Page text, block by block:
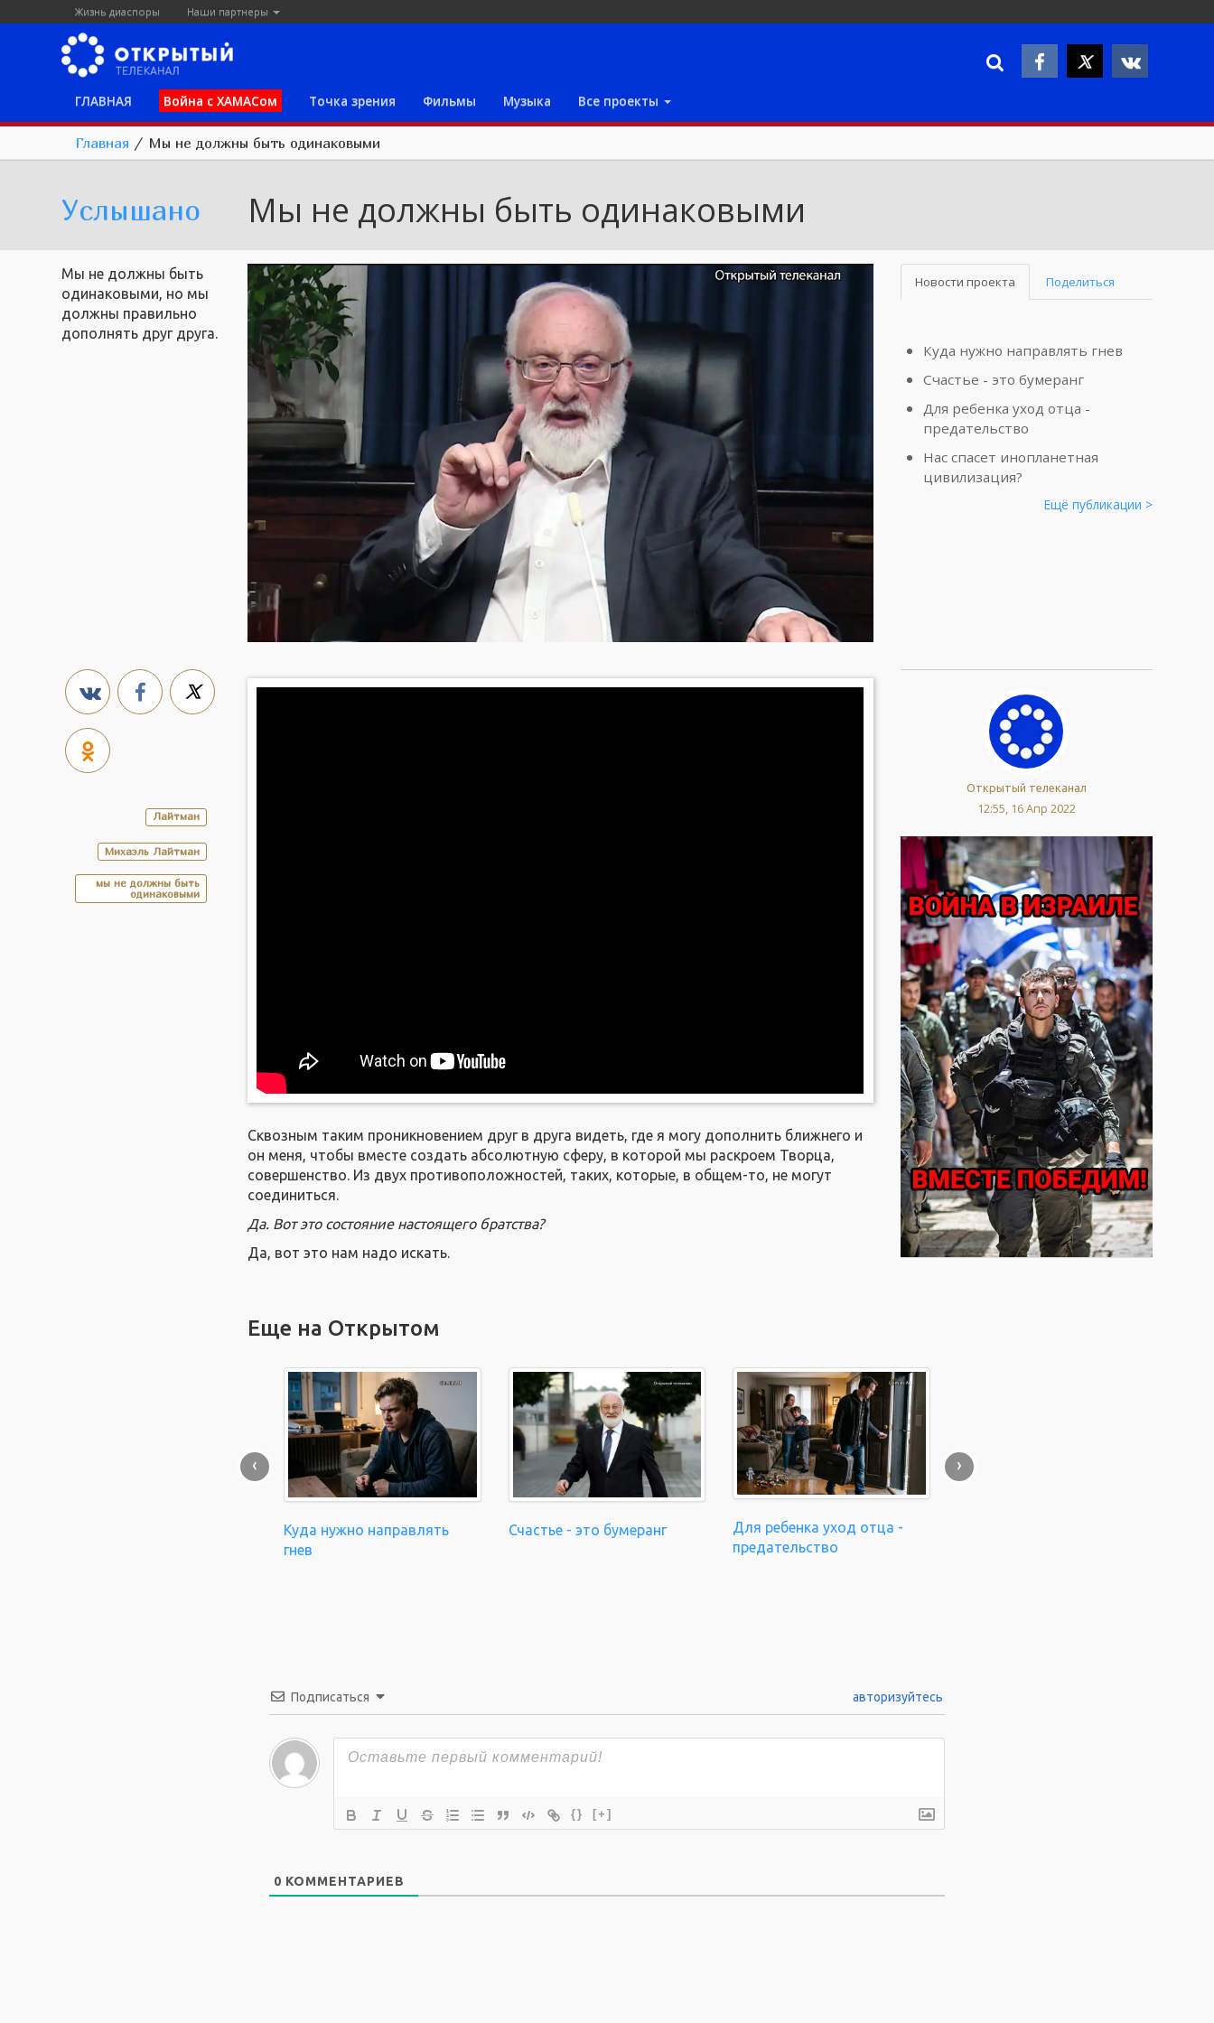
Жизнь диаспоры Наши партнеры
ГЛАВНАЯ Война с ХАМАСом Точка зрения Фильмы Музыка Все проекты
Главная / Мы не должны быть одинаковыми
Услышано Мы не должны быть одинаковыми
Мы не должны быть
одинаковыми, но мы
должны правильно
дополнять друг друга.
Новости проекта Поделиться
Куда нужно направлять гнев
Счастье - это бумеранг
Для ребенка уход отца -
предательство
Нас спасет инопланетная
цивилизация?
Ещё публикации >
Лайтман
Михаэль Лайтман
мы не должны быть
одинаковыми
Сквозным таким проникновением друг в друга видеть, где я могу дополнить ближнего и
он меня, чтобы вместе создать абсолютную сферу, в которой мы раскроем Творца,
совершенство. Из двух противоположностей, таких, которые, в общем-то, не могут
соединиться.
Да. Вот это состояние настоящего братства?
Да, вот это нам надо искать.
Открытый телеканал
12:55, 16 Апр 2022
Еще на Открытом
Куда нужно направлять
гнев
Счастье - это бумеранг
Для ребенка уход отца -
предательство
‹ ›
Подписаться авторизуйтесь
{} [+]
0 КОММЕНТАРИЕВ